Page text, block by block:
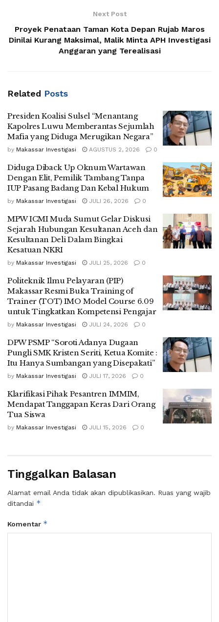
Next Post
Proyek Penataan Taman Kota Depan Rujab Maros
Dinilai Kurang Maksimal, Malik Minta APH Investigasi
Anggaran yang Terealisasi
Related Posts
Presiden Koalisi Sulsel “Menantang
Kapolres Luwu Memberantas Sejumlah
Mafia yang Diduga Merugikan Negara”
by Makassar Investigasi AGUSTUS 2, 2026 0
Diduga Diback Up Oknum Wartawan
Dengan Elit, Pemilik Tambang Tanpa
IUP Pasang Badang Dan Kebal Hukum
by Makassar Investigasi JULI 26, 2026 0
MPW ICMI Muda Sumut Gelar Diskusi
Sejarah Hubungan Kesultanan Aceh dan
Kesultanan Deli Dalam Bingkai
Kesatuan NKRI
by Makassar Investigasi JULI 25, 2026 0
Politeknik Ilmu Pelayaran (PIP)
Makassar Resmi Buka Training of
Trainer (TOT) IMO Model Course 6.09
untuk Tingkatkan Kompetensi Pengajar
by Makassar Investigasi JULI 24, 2026 0
DPW PSMP “Soroti Adanya Dugaan
Pungli SMK Kristen Seriti, Ketua Komite :
Itu Hanya Sumbangan yang Disepakati”
by Makassar Investigasi JULI 17, 2026 0
Klarifikasi Pihak Pesantren IMMIM,
Mendapat Tanggapan Keras Dari Orang
Tua Siswa
by Makassar Investigasi JULI 15, 2026 0
Tinggalkan Balasan
Alamat email Anda tidak akan dipublikasikan. Ruas yang wajib
ditandai *
Komentar *